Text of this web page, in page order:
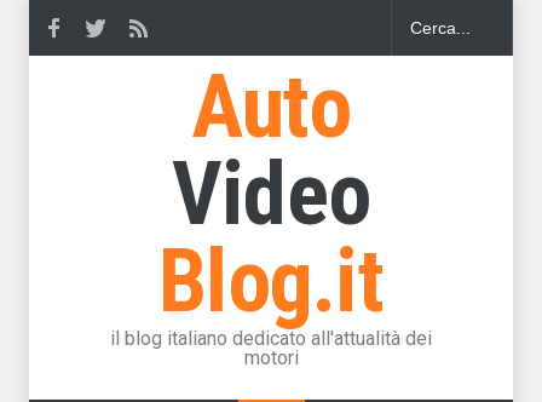
Auto
Video
Blog.it
il blog italiano dedicato all'attualità dei
motori